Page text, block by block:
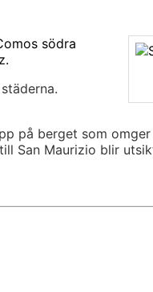
södra
på berget som
San Maurizio blir